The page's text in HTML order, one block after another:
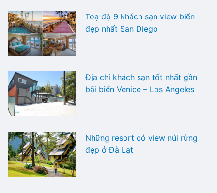
Toạ độ 9 khách sạn view biển
đẹp nhất San Diego
Địa chỉ khách sạn tốt nhất gần
bãi biển Venice – Los Angeles
Những resort có view núi rừng
đẹp ở Đà Lạt